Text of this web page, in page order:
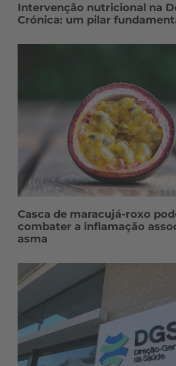
Intervenção nutricional na
Crónica: um pilar
Casca de maracujá-roxo
combater a inflamação
asma